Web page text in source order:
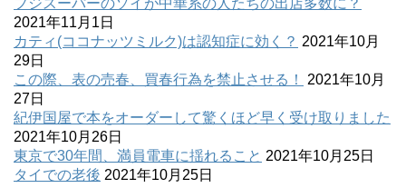
フジスーパーのソイが中華系の人たちの出店多数に？
2021年11月1日
カティ(ココナッツミルク)は認知症に効く？ 2021年10月
29日
この際、表の売春、買春行為を禁止させる！
2021年10月
27日
紀伊国屋で本をオーダーして驚くほど早く受け取りました
2021年10月26日
東京で30年間、満員電車に揺れること 2021年10月25日
タイでの老後 2021年10月25日